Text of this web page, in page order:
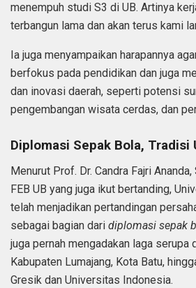
menempuh studi S3 di UB. Artinya
terbangun lama dan akan terus kami
Ia juga menyampaikan harapannya
berfokus pada pendidikan dan juga
dan inovasi daerah, seperti potensi
pengembangan wisata cerdas, dan
Diplomasi Sepak Bola, Tradisi
Menurut Prof. Dr. Candra Fajri Ananda,
FEB UB yang juga ikut bertanding,
telah menjadikan pertandingan
sebagai bagian dari diplomasi sepak
juga pernah mengadakan laga serupa
Kabupaten Lumajang, Kota Batu,
Gresik dan Universitas Indonesia.